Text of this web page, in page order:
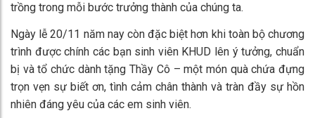
trồng trong mỗi bước trưởng thành của chúng ta.
Ngày lễ 20/11 năm nay còn đặc biệt hơn khi toàn bộ chương
trình được chính các bạn sinh viên KHUD lên ý tưởng, chuẩn
bị và tổ chức dành tặng Thầy Cô – một món quà chứa đựng
trọn vẹn sự biết ơn, tình cảm chân thành và tràn đầy sự hồn
nhiên đáng yêu của các em sinh viên.